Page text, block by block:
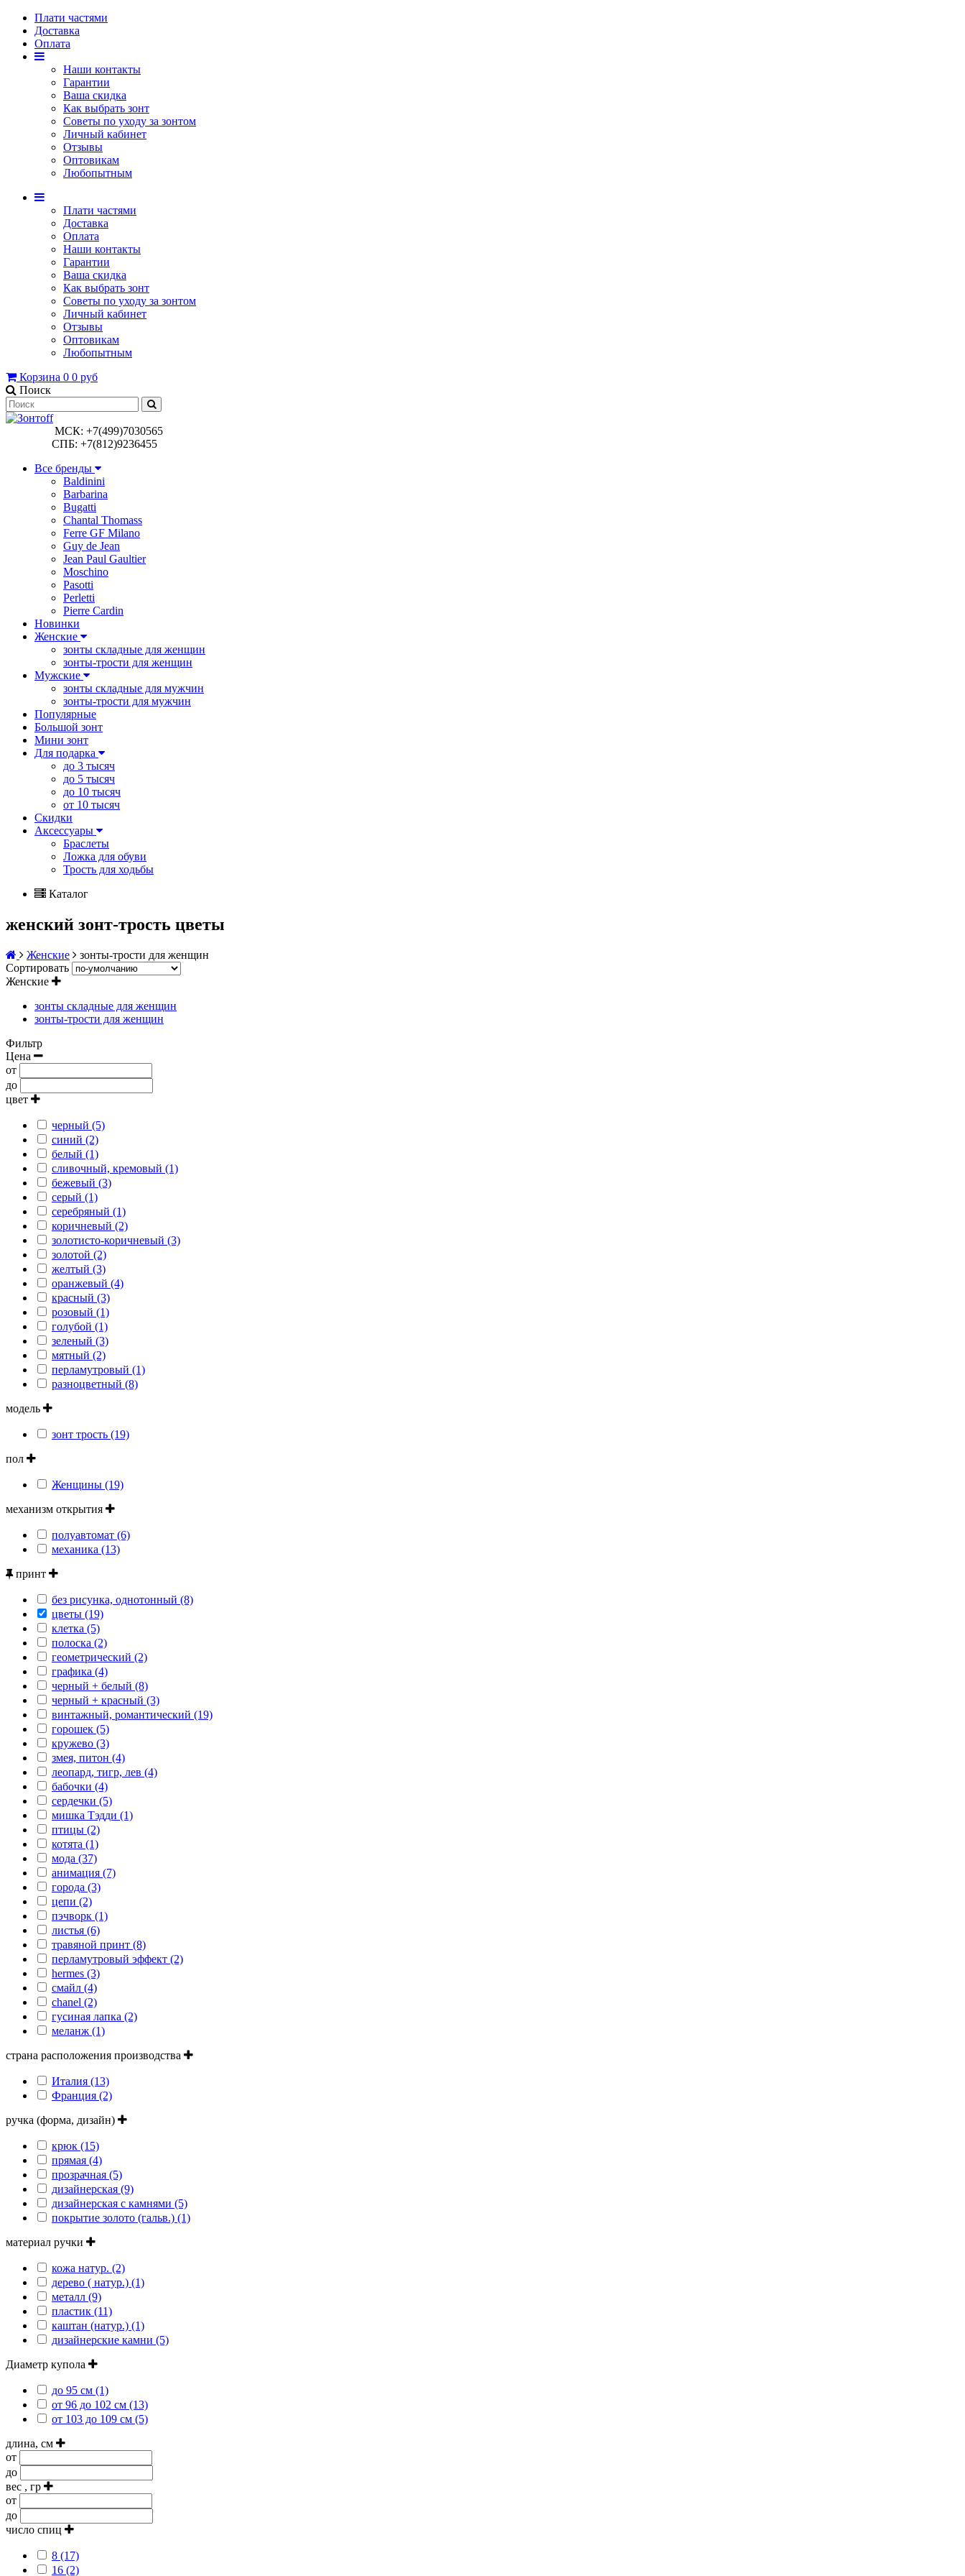
Плати частями
Доставка
Оплата
Наши контакты
Гарантии
Ваша скидка
Как выбрать зонт
Советы по уходу за зонтом
Личный кабинет
Отзывы
Оптовикам
Любопытным
Плати частями
Доставка
Оплата
Наши контакты
Гарантии
Ваша скидка
Как выбрать зонт
Советы по уходу за зонтом
Личный кабинет
Отзывы
Оптовикам
Любопытным
Корзина 0 0 руб
Поиск
МСК: +7(499)7030565
СПБ: +7(812)9236455
Все бренды
Baldinini
Barbarina
Bugatti
Chantal Thomass
Ferre GF Milano
Guy de Jean
Jean Paul Gaultier
Moschino
Pasotti
Perletti
Pierre Cardin
Новинки
Женские
зонты складные для женщин
зонты-трости для женщин
Мужские
зонты складные для мужчин
зонты-трости для мужчин
Популярные
Большой зонт
Мини зонт
Для подарка
до 3 тысяч
до 5 тысяч
до 10 тысяч
от 10 тысяч
Скидки
Аксессуары
Браслеты
Ложка для обуви
Трость для ходьбы
Каталог
женский зонт-трость цветы
Женские
зонты-трости для женщин
Сортировать
Женские
зонты складные для женщин
зонты-трости для женщин
Фильтр
Цена
от
до
цвет
черный (5)
синий (2)
белый (1)
сливочный, кремовый (1)
бежевый (3)
серый (1)
серебряный (1)
коричневый (2)
золотисто-коричневый (3)
золотой (2)
желтый (3)
оранжевый (4)
красный (3)
розовый (1)
голубой (1)
зеленый (3)
мятный (2)
перламутровый (1)
разноцветный (8)
модель
зонт трость (19)
пол
Женщины (19)
механизм открытия
полуавтомат (6)
механика (13)
принт
без рисунка, однотонный (8)
цветы (19)
клетка (5)
полоска (2)
геометрический (2)
графика (4)
черный + белый (8)
черный + красный (3)
винтажный, романтический (19)
горошек (5)
кружево (3)
змея, питон (4)
леопард, тигр, лев (4)
бабочки (4)
сердечки (5)
мишка Тэдди (1)
птицы (2)
котята (1)
мода (37)
анимация (7)
города (3)
цепи (2)
пэчворк (1)
листья (6)
травяной принт (8)
перламутровый эффект (2)
hermes (3)
смайл (4)
сhanel (2)
гусиная лапка (2)
меланж (1)
страна расположения производства
Италия (13)
Франция (2)
ручка (форма, дизайн)
крюк (15)
прямая (4)
прозрачная (5)
дизайнерская (9)
дизайнерская с камнями (5)
покрытие золото (гальв.) (1)
материал ручки
кожа натур. (2)
дерево ( натур.) (1)
металл (9)
пластик (11)
каштан (натур.) (1)
дизайнерские камни (5)
Диаметр купола
до 95 см (1)
от 96 до 102 см (13)
от 103 до 109 см (5)
длина, см
от
до
вес , гр
от
до
число спиц
8 (17)
16 (2)